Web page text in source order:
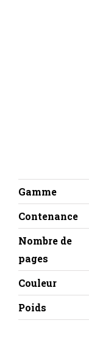
Gamme
Contenance
Nombre de
pages
Couleur
Poids